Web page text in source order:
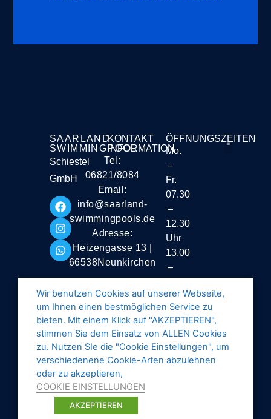
SAARLAND
SWIMMINGPOOL
Schiestel
GmbH
KONTAKT
INFORMATION
Tel:
06821/8084
Email:
info@saarland-
swimmingpools.de
Adresse:
Heizengasse 13 |
66538Neunkirchen
ÖFFNUNGSZEITEN
Mo.
–
Fr.
07.30
–
12.30
Uhr
13.00
–
Uhr
Samstag
geschlossen
Wir benutzen Cookies auf unserer Webseite,
um Ihnen einen bestmöglichen Service zu
bieten. Mit einem Klick auf "AKZEPTIEREN",
stimmen Sie dem Einsatz von ALLEN Cookies
zu. Nutzen SIe die "Cookie Einstellungen", um
verschiedenene Cookie-Arten abzulehnen
oder zu akzeptieren,
COOKIE EINSTELLUNGEN
AKZEPTIEREN